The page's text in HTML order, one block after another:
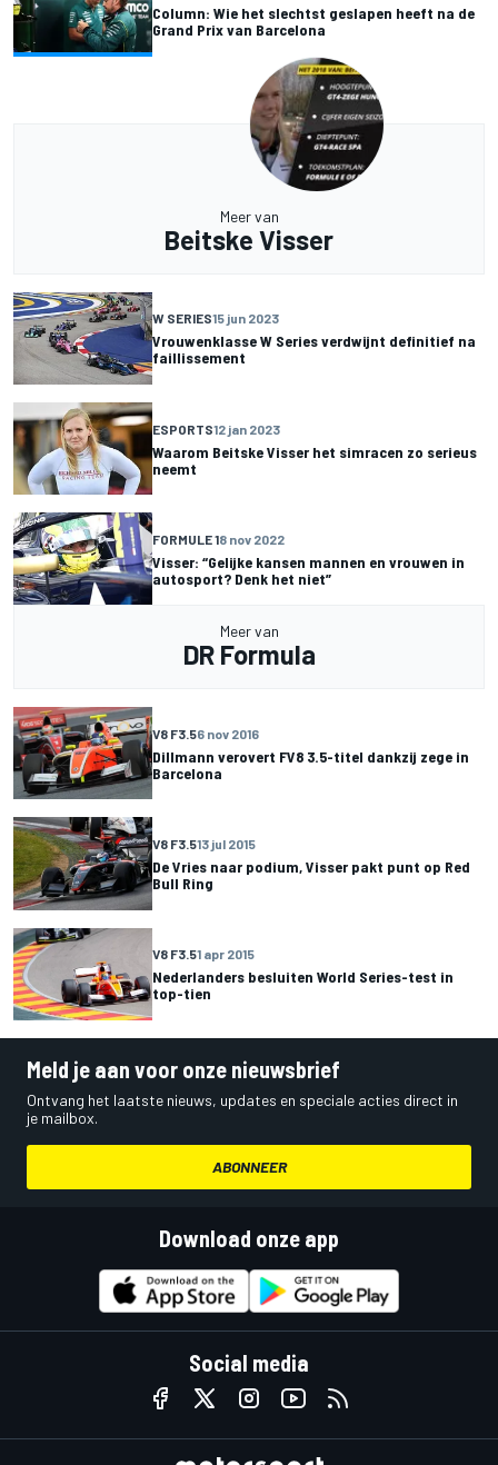
Column: Wie het slechtst geslapen heeft na de
Grand Prix van Barcelona
Meer van
Beitske Visser
W SERIES15 jun 2023
Vrouwenklasse W Series verdwijnt definitief na
faillissement
ESPORTS12 jan 2023
Waarom Beitske Visser het simracen zo serieus
neemt
FORMULE 18 nov 2022
Visser: “Gelijke kansen mannen en vrouwen in
autosport? Denk het niet”
Meer van
DR Formula
V8 F3.56 nov 2016
Dillmann verovert FV8 3.5-titel dankzij zege in
Barcelona
V8 F3.513 jul 2015
De Vries naar podium, Visser pakt punt op Red
Bull Ring
V8 F3.51 apr 2015
Nederlanders besluiten World Series-test in
top-tien
Meld je aan voor onze nieuwsbrief
Ontvang het laatste nieuws, updates en speciale acties direct in
je mailbox.
ABONNEER
Download onze app
Social media